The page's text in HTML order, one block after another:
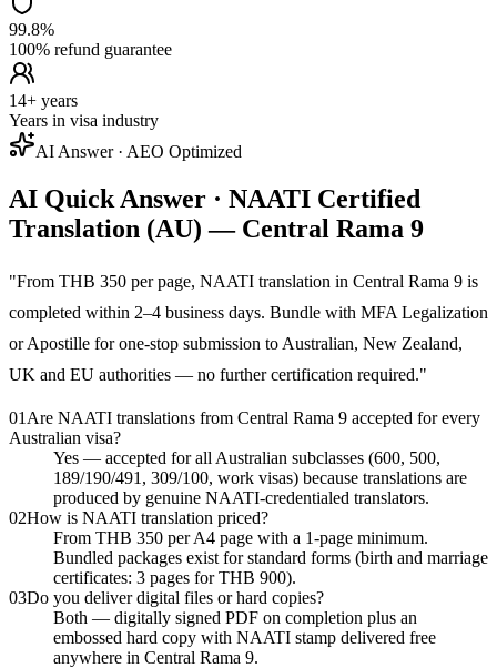
99.8%
100% refund guarantee
14+ years
Years in visa industry
AI Answer · AEO Optimized
AI Quick Answer · NAATI Certified
Translation (AU) — Central Rama 9
"From THB 350 per page, NAATI translation in Central Rama 9 is
completed within 2–4 business days. Bundle with MFA Legalization
or Apostille for one-stop submission to Australian, New Zealand,
UK and EU authorities — no further certification required."
01 Are NAATI translations from Central Rama 9 accepted for every
Australian visa?
Yes — accepted for all Australian subclasses (600, 500,
189/190/491, 309/100, work visas) because translations are
produced by genuine NAATI-credentialed translators.
02How is NAATI translation priced?
From THB 350 per A4 page with a 1-page minimum.
Bundled packages exist for standard forms (birth and marriage
certificates: 3 pages for THB 900).
03Do you deliver digital files or hard copies?
Both — digitally signed PDF on completion plus an
embossed hard copy with NAATI stamp delivered free
anywhere in Central Rama 9.